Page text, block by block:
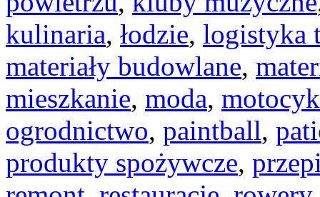
kulinaria, łodzie, logistyka
materiały budowlane,
mieszkanie, moda,
ogrodnictwo, paintball,
produkty spożywcze,